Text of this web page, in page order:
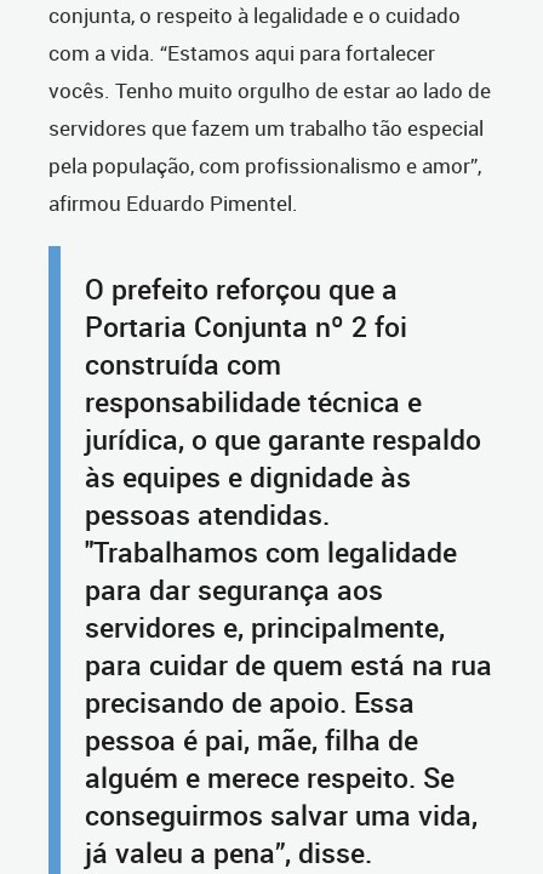
conjunta, o respeito à legalidade e o cuidado
com a vida. “Estamos aqui para fortalecer
vocês. Tenho muito orgulho de estar ao lado de
servidores que fazem um trabalho tão especial
pela população, com profissionalismo e amor”,
afirmou Eduardo Pimentel.
O prefeito reforçou que a
Portaria Conjunta nº 2 foi
construída com
responsabilidade técnica e
jurídica, o que garante respaldo
às equipes e dignidade às
pessoas atendidas.
"Trabalhamos com legalidade
para dar segurança aos
servidores e, principalmente,
para cuidar de quem está na rua
precisando de apoio. Essa
pessoa é pai, mãe, filha de
alguém e merece respeito. Se
conseguirmos salvar uma vida,
já valeu a pena”, disse.